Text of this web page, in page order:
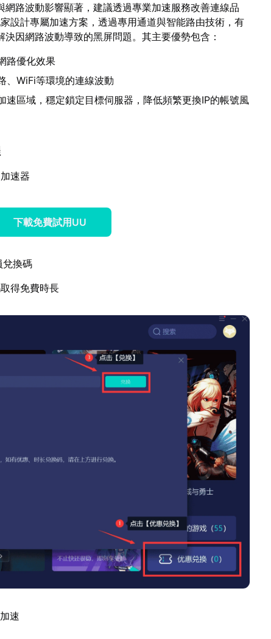
路波動影響顯著，建議透過專業加速服務改善連線品
設計專屬加速方案，透過專用通道與智能路由技術，有
因網路波動導致的黑屏問題。其主要優勢包含：
路優化效果
、WiFi等環境的連線波動
速區域，穩定鎖定目標伺服器，降低頻繁更換IP的帳號風
速器
下載免費試用UU
兌換碼
得免費時長
速